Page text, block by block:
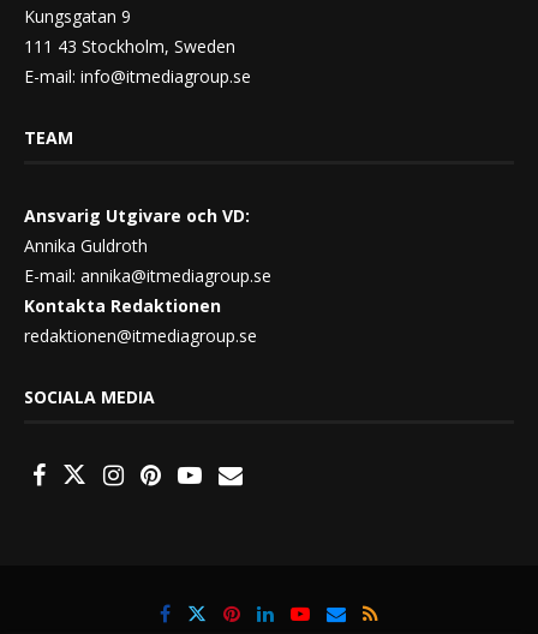
Kungsgatan 9
111 43 Stockholm, Sweden
E-mail: info@itmediagroup.se
TEAM
Ansvarig Utgivare och VD:
Annika Guldroth
E-mail: annika@itmediagroup.se
Kontakta Redaktionen
redaktionen@itmediagroup.se
SOCIALA MEDIA